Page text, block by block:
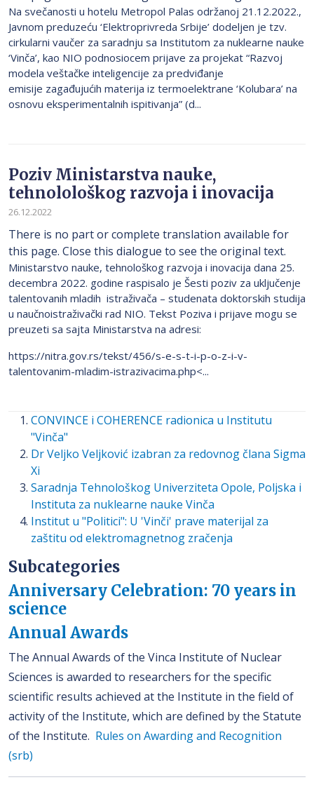
Na svečanosti u hotelu Metropol Palas održanoj 21.12.2022.,
Javnom preduzeću ‘Elektroprivreda Srbije’ dodeljen je tzv.
cirkularni vaučer za saradnju sa Institutom za nuklearne nauke
‘Vinča’, kao NIO podnosiocem prijave za projekat “Razvoj
modela veštačke inteligencije za predviđanje
emisije zagađujućih materija iz termoelektrane ‘Kolubara’ na
osnovu eksperimentalnih ispitivanja” (d...
Poziv Ministarstva nauke,
tehnolološkog razvoja i inovacija
26.12.2022
There is no part or complete translation available for
this page. Close this dialogue to see the original text.
Ministarstvo nauke, tehnološkog razvoja i inovacija dana 25.
decembra 2022. godine raspisalo je Šesti poziv za uključenje
talentovanih mladih istraživača – studenata doktorskih studija
u naučnoistraživački rad NIO. Tekst Poziva i prijave mogu se
preuzeti sa sajta Ministarstva na adresi:
https://nitra.gov.rs/tekst/456/s-e-s-t-i-p-o-z-i-v-
talentovanim-mladim-istrazivacima.php<...
CONVINCE i COHERENCE radionica u Institutu
"Vinča"
Dr Veljko Veljković izabran za redovnog člana Sigma
Xi
Saradnja Tehnološkog Univerziteta Opole, Poljska i
Instituta za nuklearne nauke Vinča
Institut u "Politici": U 'Vinči' prave materijal za
zaštitu od elektromagnetnog zračenja
Subcategories
Anniversary Celebration: 70 years in
science
Annual Awards
The Annual Awards of the Vinca Institute of Nuclear
Sciences is awarded to researchers for the specific
scientific results achieved at the Institute in the field of
activity of the Institute, which are defined by the Statute
of the Institute. Rules on Awarding and Recognition
(srb)